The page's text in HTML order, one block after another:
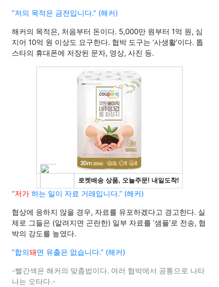
“저의 목적은 금전입니다.” (해커)
해커의 목적은, 처음부터 돈이다. 5,000만 원부터 1억 원, 심
지어 10억 원 이상도 요구한다. 협박 도구는 ‘사생활’이다. 톱
스타의 휴대폰에 저장된 문자, 영상, 사진 등.
“저가 하는 일이 자료 거래입니다.” (해커)
협상에 응하지 않을 경우, 자료를 유포하겠다고 경고한다. 실
제로 그들은 (알려지면 곤란한) 일부 자료를 ‘샘플’로 전송, 협
박의 강도를 높였다.
“합의돼면 유출은 없습니다.” (해커)
-빨간색은 해커의 맞춤법이다. 여러 협박에서 공통으로 나타
나는 오타다.-